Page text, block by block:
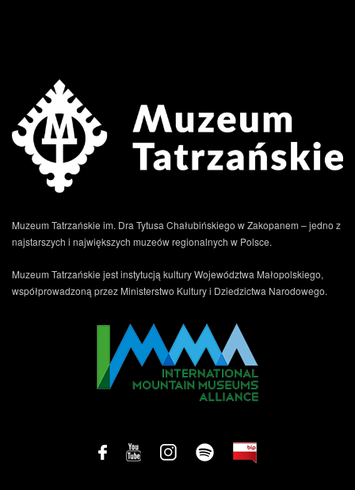
Muzeum Tatrzańskie im. Dra Tytusa Chałubińskiego w Zakopanem – jedno z
najstarszych i największych muzeów regionalnych w Polsce.
Muzeum Tatrzańskie jest instytucją kultury Województwa Małopolskiego,
współprowadzoną przez Ministerstwo Kultury i Dziedzictwa Narodowego.